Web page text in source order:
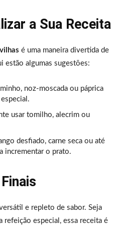
a Sua Receita
é uma maneira divertida de
estão algumas sugestões:
noz-moscada ou páprica
usar tomilho, alecrim ou
desfiado, carne seca ou até
incrementar o prato.
e repleto de sabor. Seja
refeição especial, essa receita é